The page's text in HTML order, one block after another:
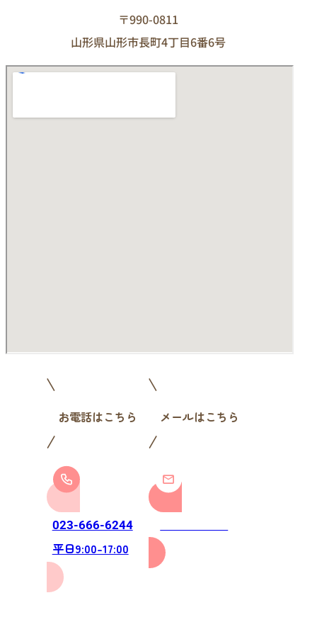
〒990-0811
山形県山形市長町4丁目6番6号
お電話はこちら
023-666-6244
平日9:00-17:00
メールはこちら